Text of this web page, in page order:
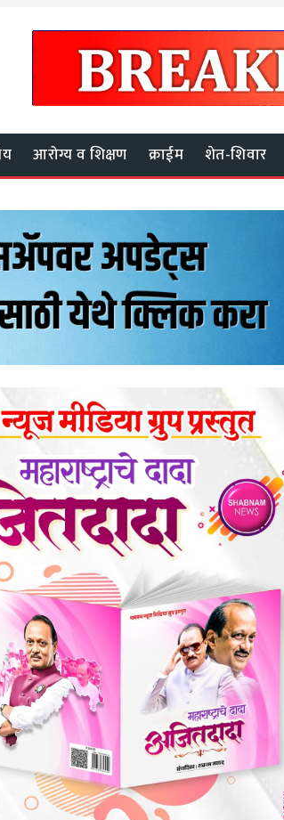
आरोग्य व शिक्षण क्राईम शेत-शिवार